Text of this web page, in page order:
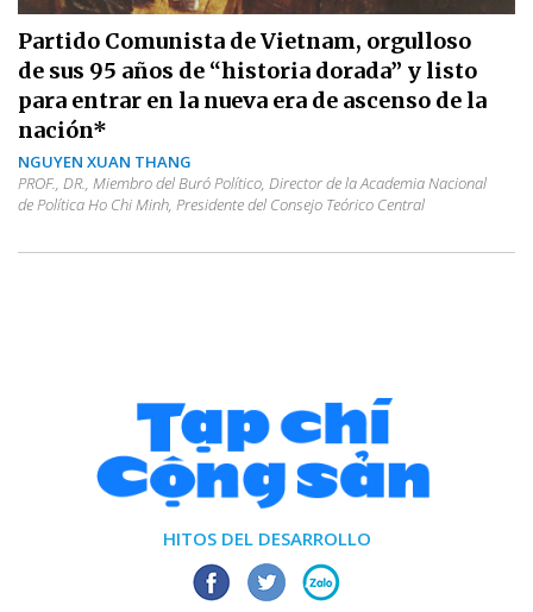
Partido Comunista de Vietnam, orgulloso
de sus 95 años de “historia dorada” y listo
para entrar en la nueva era de ascenso de la
nación*
NGUYEN XUAN THANG
PROF., DR., Miembro del Buró Político, Director de la Academia Nacional
de Política Ho Chi Minh, Presidente del Consejo Teórico Central
HITOS DEL DESARROLLO